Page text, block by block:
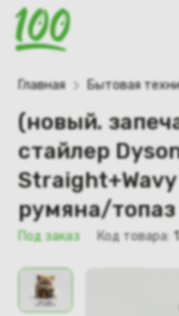
Главная Бытовая
(новый.
стайлер
румяна/
Под заказ Код товара: